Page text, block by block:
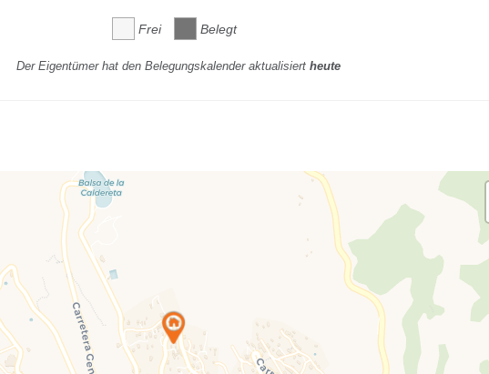
Frei Belegt
Der Eigentümer hat den Belegungskalender aktualisiert heute